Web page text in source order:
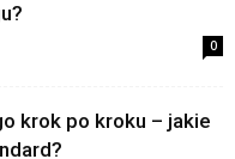
0
krok po kroku – jakie